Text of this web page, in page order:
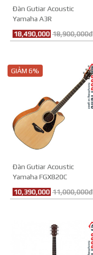
Đàn Gutiar Acoustic
Yamaha A3R
18,490,000 18,900,000đ
GIẢM 6%
Đàn Gutiar Acoustic
Yamaha FGX820C
10,390,000 11,000,000đ